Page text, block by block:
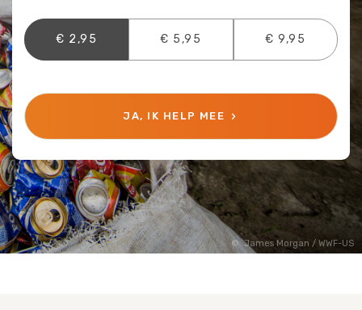
James Morgan / WWF-US
€ 2,95 € 5,95 € 9,95
JA, IK HELP MEE